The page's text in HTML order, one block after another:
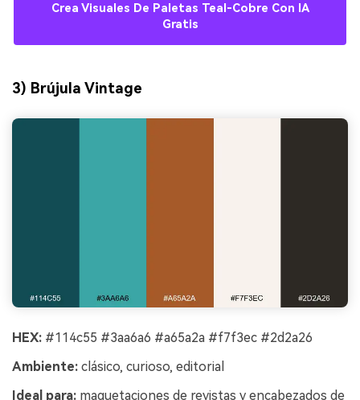
Crea Visuales De Paletas Teal-Cobre Con IA
Gratis
3) Brújula Vintage
HEX: #114c55 #3aa6a6 #a65a2a #f7f3ec #2d2a26
Ambiente: clásico, curioso, editorial
Ideal para: maquetaciones de revistas y encabezados de